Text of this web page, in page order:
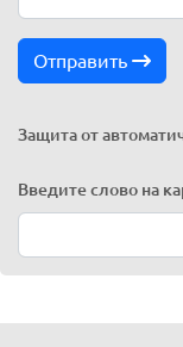
Отправить
Защита от
Введите слово на